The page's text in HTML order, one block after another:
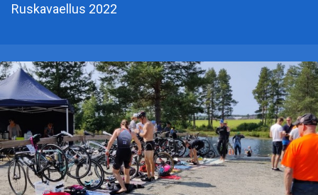
Ruskavaellus 2022